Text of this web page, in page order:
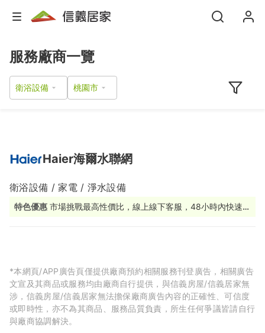
服務廠商一覽
衛浴設備
Haier海爾水聯網
衛浴設備 / 家電 / 淨水設備
特色優惠 市場挑戰最高性價比，線上線下客服，48小時內快速應
*本網頁/APP廣告頁僅提供廠商預約相關服務刊登廣告，相關廣告
文宣及其商品或服務均由廠商自行提供，與信義房屋/信義居家無
涉，信義房屋/信義居家無法擔保廠商廣告內容的正確性、可信度
或即時性，亦不為其商品、服務品質負責，所生任何爭議皆請自行
與廠商協調解決。